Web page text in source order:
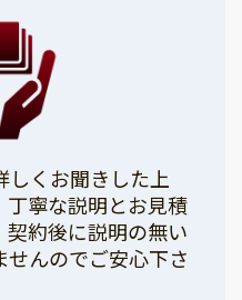
しくお聞きした上
丁寧な説明とお見積
約後に説明の無い
んのでご安心下さ